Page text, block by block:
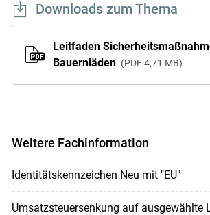
Downloads zum Thema
Leitfaden
Bauernläden
PDF 4,71 MB
Weitere Fachinformation
Identitätskennzeichen Neu mit "EU"
Umsatzsteuersenkung auf ausgewählte